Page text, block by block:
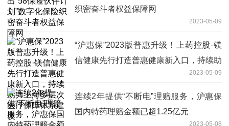
织密奋斗者权益保障网
2023-05-09
“沪惠保”2023版普惠升级！上药控股·镁
信健康先行打造普惠健康新入口，持续助
2023-05-09
连续2年提供“不断电”理赔服务，沪惠保
国内特药理赔金额已超1.25亿元
2023-05-08